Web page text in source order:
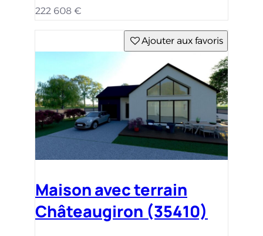
222 608 €
Ajouter aux favoris
Maison avec terrain
Châteaugiron (35410)